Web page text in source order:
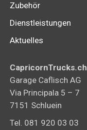
Zubehör
Dienstleistungen
Aktuelles
CapricornTrucks.ch
Garage Caflisch AG
Via Principala 5 – 7
7151 Schluein
Tel. 081 920 03 03